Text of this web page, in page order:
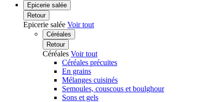
Epicerie salée
Retour
Epicerie salée Voir tout
Céréales
Retour
Céréales Voir tout
Céréales précuites
En grains
Mélanges cuisinés
Semoules, couscous et boulghour
Sons et gels